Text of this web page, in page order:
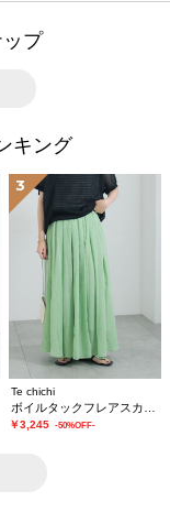
プ
キング
3
Te chichi
￥3,245 -50%OFF-